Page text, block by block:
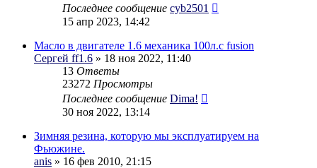
Последнее сообщение cyb2501
15 апр 2023, 14:42
Масло в двигателе 1.6 механика 100л.с fusion
Сергей ff1.6 » 18 ноя 2022, 11:40
13 Ответы
23272 Просмотры
Последнее сообщение Dima!
30 ноя 2022, 13:14
Зимняя резина, которую мы эксплуатируем на
Фьюжине.
anis » 16 фев 2010, 21:15